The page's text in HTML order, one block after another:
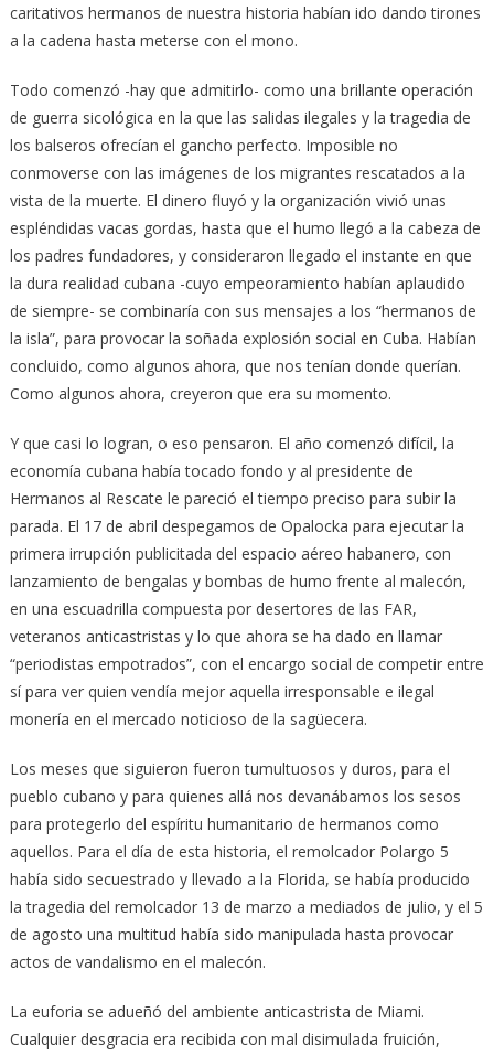
caritativos hermanos de nuestra historia habían ido dando tirones
a la cadena hasta meterse con el mono.
Todo comenzó -hay que admitirlo- como una brillante operación
de guerra sicológica en la que las salidas ilegales y la tragedia de
los balseros ofrecían el gancho perfecto. Imposible no
conmoverse con las imágenes de los migrantes rescatados a la
vista de la muerte. El dinero fluyó y la organización vivió unas
espléndidas vacas gordas, hasta que el humo llegó a la cabeza de
los padres fundadores, y consideraron llegado el instante en que
la dura realidad cubana -cuyo empeoramiento habían aplaudido
de siempre- se combinaría con sus mensajes a los “hermanos de
la isla”, para provocar la soñada explosión social en Cuba. Habían
concluido, como algunos ahora, que nos tenían donde querían.
Como algunos ahora, creyeron que era su momento.
Y que casi lo logran, o eso pensaron. El año comenzó difícil, la
economía cubana había tocado fondo y al presidente de
Hermanos al Rescate le pareció el tiempo preciso para subir la
parada. El 17 de abril despegamos de Opalocka para ejecutar la
primera irrupción publicitada del espacio aéreo habanero, con
lanzamiento de bengalas y bombas de humo frente al malecón,
en una escuadrilla compuesta por desertores de las FAR,
veteranos anticastristas y lo que ahora se ha dado en llamar
“periodistas empotrados”, con el encargo social de competir entre
sí para ver quien vendía mejor aquella irresponsable e ilegal
monería en el mercado noticioso de la sagüecera.
Los meses que siguieron fueron tumultuosos y duros, para el
pueblo cubano y para quienes allá nos devanábamos los sesos
para protegerlo del espíritu humanitario de hermanos como
aquellos. Para el día de esta historia, el remolcador Polargo 5
había sido secuestrado y llevado a la Florida, se había producido
la tragedia del remolcador 13 de marzo a mediados de julio, y el 5
de agosto una multitud había sido manipulada hasta provocar
actos de vandalismo en el malecón.
La euforia se adueñó del ambiente anticastrista de Miami.
Cualquier desgracia era recibida con mal disimulada fruición,